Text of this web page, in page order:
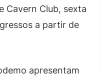
Cavern Club, sexta
a partir de
apresentam